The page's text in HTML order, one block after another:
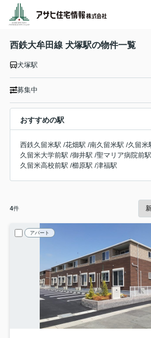
西鉄大牟田線 犬塚駅の物件一覧
犬塚駅
募集中
おすすめの駅
西鉄久留米駅 /花畑駅 /南久留米駅 /久留米
久留米大学前駅 /御井駅 /聖マリア病院前駅
久留米高校前駅 /櫛原駅 /津福駅
4件
アパート